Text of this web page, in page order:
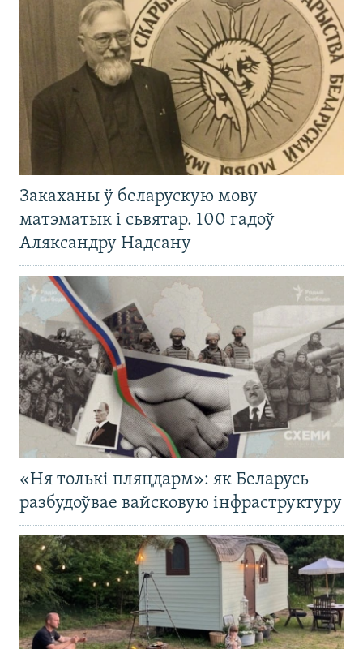
Закаханы ў беларускую мову
матэматык і сьвятар. 100 гадоў
Аляксандру Надсану
«Ня толькі пляцдарм»: як Беларусь
разбудоўвае вайсковую інфраструктуру